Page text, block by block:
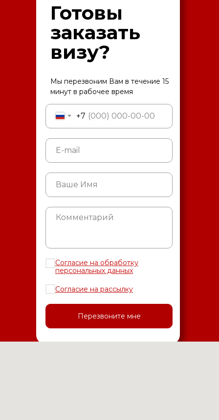
+7
Согласие на обработку
персональных данных
Согласие на рассылку
Перезвоните мне
Готовы
заказать
визу?
Мы перезвоним Вам в течение 15
минут в рабочее время